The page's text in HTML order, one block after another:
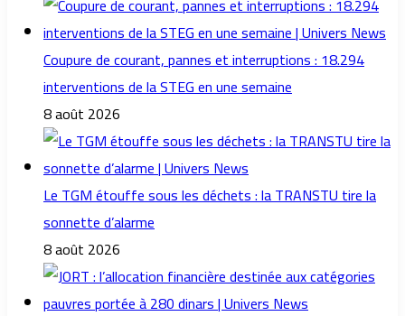
Coupure de courant, pannes et interruptions : 18.294
interventions de la STEG en une semaine
8 août 2026
Le TGM étouffe sous les déchets : la TRANSTU tire la
sonnette d’alarme
8 août 2026